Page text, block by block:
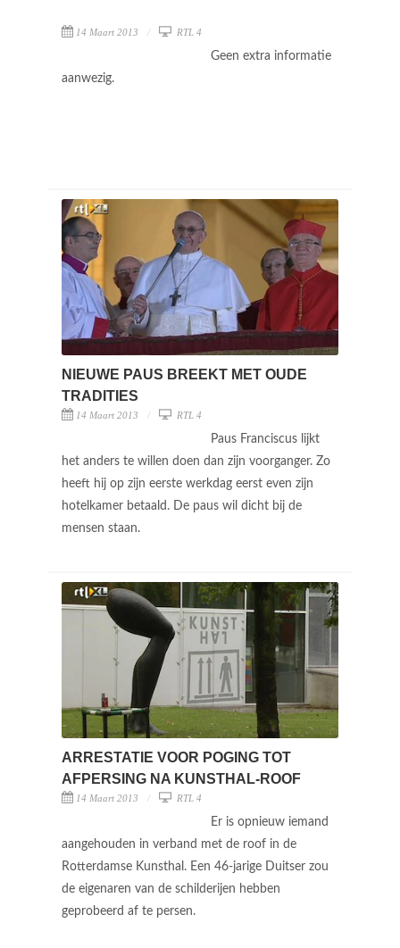
14 Maart 2013 RTL 4
Geen extra informatie
aanwezig.
NIEUWE PAUS BREEKT MET OUDE
TRADITIES
14 Maart 2013 RTL 4
Paus Franciscus lijkt
het anders te willen doen dan zijn voorganger. Zo
heeft hij op zijn eerste werkdag eerst even zijn
hotelkamer betaald. De paus wil dicht bij de
mensen staan.
ARRESTATIE VOOR POGING TOT
AFPERSING NA KUNSTHAL-ROOF
14 Maart 2013 RTL 4
Er is opnieuw iemand
aangehouden in verband met de roof in de
Rotterdamse Kunsthal. Een 46-jarige Duitser zou
de eigenaren van de schilderijen hebben
geprobeerd af te persen.